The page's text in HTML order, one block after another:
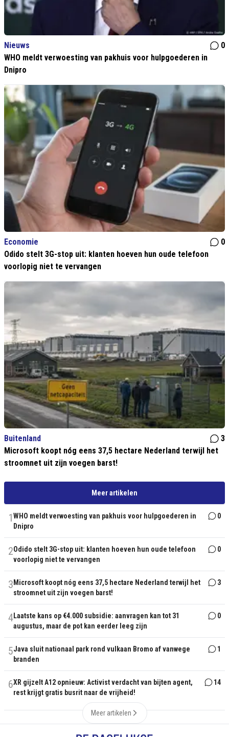
Nieuws
0
WHO meldt verwoesting van pakhuis voor hulpgoederen in
Dnipro
Economie
0
Odido stelt 3G-stop uit: klanten hoeven hun oude telefoon
voorlopig niet te vervangen
Buitenland
3
Microsoft koopt nóg eens 37,5 hectare Nederland terwijl het
stroomnet uit zijn voegen barst!
Meer artikelen
1WHO meldt verwoesting van pakhuis voor hulpgoederen in
Dnipro
0
2Odido stelt 3G-stop uit: klanten hoeven hun oude telefoon
voorlopig niet te vervangen
0
3 Microsoft koopt nóg eens 37,5 hectare Nederland terwijl het
stroomnet uit zijn voegen barst!
3
4Laatste kans op €4.000 subsidie: aanvragen kan tot 31
augustus, maar de pot kan eerder leeg zijn
0
5Java sluit nationaal park rond vulkaan Bromo af vanwege
branden
1
6XR gijzelt A12 opnieuw: Activist verdacht van bijten agent,
rest krijgt gratis busrit naar de vrijheid!
14
Meer artikelen